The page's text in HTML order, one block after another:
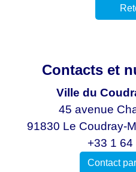
Contacts et
Ville du
45 avenue
91830 Le Coudray-
+33 1
Contact